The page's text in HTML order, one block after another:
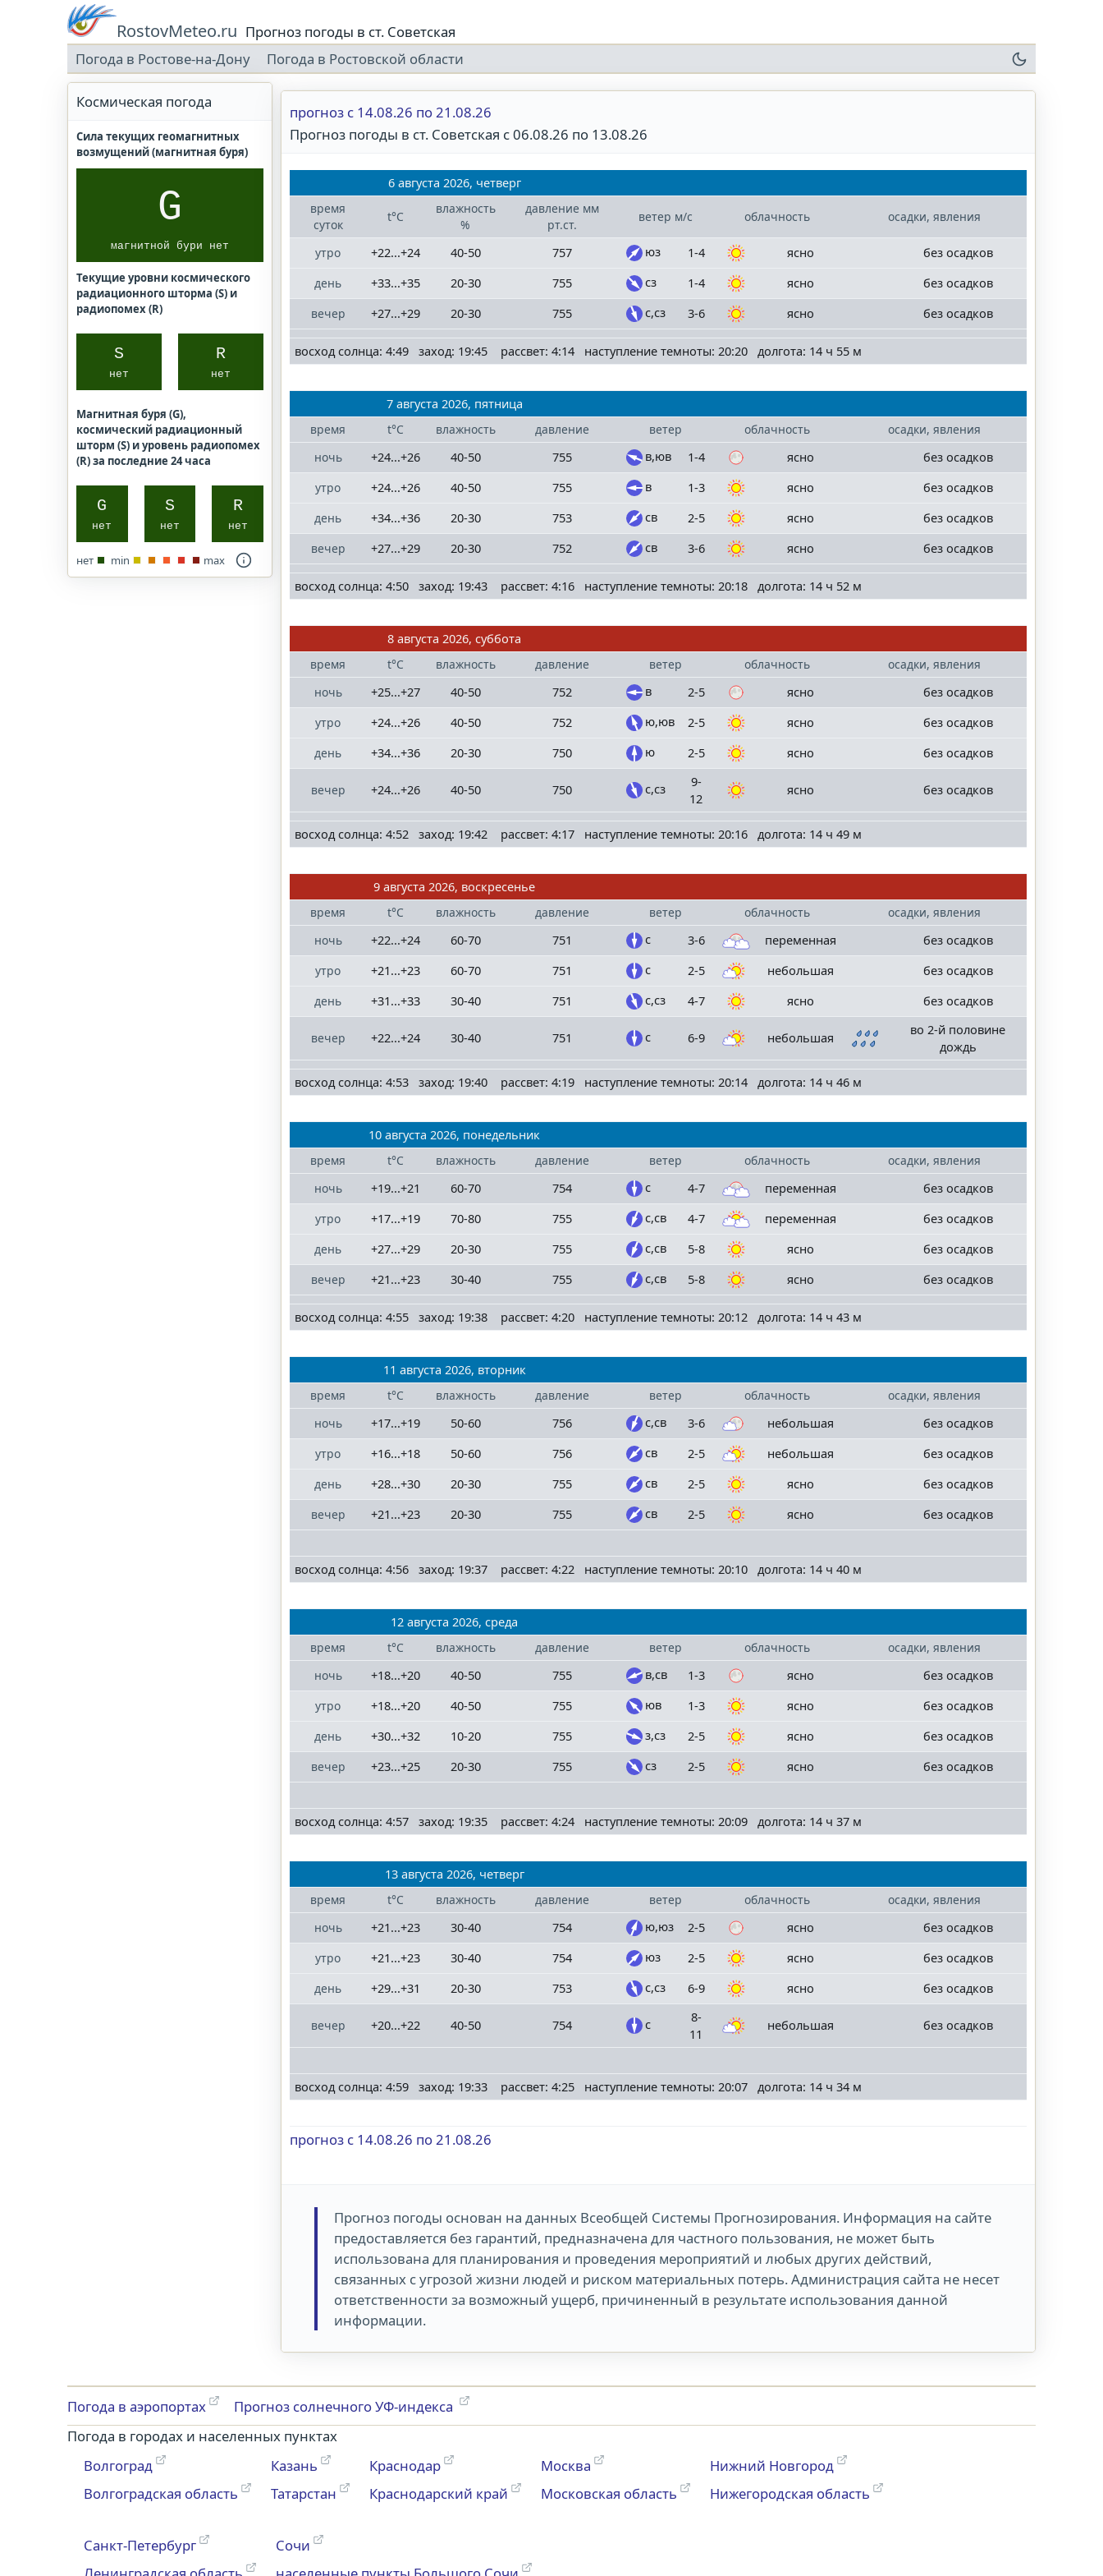
RostovMeteo.ru Прогноз погоды в ст. Советская
Погода в Ростове-на-Дону
Погода в Ростовской области
Космическая погода
Сила текущих геомагнитных
возмущений (магнитная буря)
G
магнитной бури нет
Текущие уровни космического
радиационного шторма (S) и
радиопомех (R)
S
нет
R
нет
Магнитная буря (G),
космический радиационный
шторм (S) и уровень радиопомех
(R) за последние 24 часа
G
нет
S
нет
R
нет
нет min max
прогноз с 14.08.26 по 21.08.26
Прогноз погоды в ст. Советская с 06.08.26 по 13.08.26
6 августа 2026, четверг
время
суток
t°C
влажность
%
давление мм
рт.ст.
ветер м/с облачность осадки, явления
утро +22...+24 40-50 757 юз 1-4 ясно без осадков
день +33...+35 20-30 755 сз 1-4 ясно без осадков
вечер +27...+29 20-30 755 с,сз 3-6 ясно без осадков
восход солнца: 4:49 заход: 19:45 рассвет: 4:14 наступление темноты: 20:20 долгота: 14 ч 55 м
7 августа 2026, пятница
время t°C влажность давление ветер облачность
осадки, явления
ночь
+24...+26 40-50 755 в,юв 1-4 ясно без осадков
утро +24...+26 40-50 755 в 1-3 ясно без осадков
день +34...+36 20-30 753 св 2-5 ясно без осадков
вечер +27...+29 20-30 752 св 3-6 ясно без осадков
восход солнца: 4:50 заход: 19:43 рассвет: 4:16 наступление темноты: 20:18 долгота: 14 ч 52 м
8 августа 2026, суббота
время t°C влажность давление ветер облачность
осадки, явления
ночь
+25...+27 40-50 752 в 2-5 ясно без осадков
утро +24...+26 40-50 752 ю,юв 2-5 ясно без осадков
день +34...+36 20-30 750 ю 2-5 ясно без осадков
вечер +24...+26 40-50 750 с,сз
9-
12
ясно без осадков
восход солнца: 4:52 заход: 19:42 рассвет: 4:17 наступление темноты: 20:16 долгота: 14 ч 49 м
9 августа 2026, воскресенье
время t°C влажность давление ветер облачность
осадки, явления
ночь
+22...+24 60-70 751 с 3-6 переменная без осадков
утро +21...+23 60-70 751 с 2-5 небольшая без осадков
день +31...+33 30-40 751 с,сз 4-7 ясно без осадков
вечер +22...+24 30-40 751 с 6-9 небольшая
во 2-й половине
дождь
восход солнца: 4:53 заход: 19:40 рассвет: 4:19 наступление темноты: 20:14 долгота: 14 ч 46 м
10 августа 2026, понедельник
время t°C влажность давление ветер облачность
осадки, явления
ночь
+19...+21 60-70 754 с 4-7 переменная без осадков
утро +17...+19 70-80 755 с,св 4-7 переменная без осадков
день +27...+29 20-30 755 с,св 5-8 ясно без осадков
вечер +21...+23 30-40 755 с,св 5-8 ясно без осадков
восход солнца: 4:55 заход: 19:38 рассвет: 4:20 наступление темноты: 20:12 долгота: 14 ч 43 м
11 августа 2026, вторник
время t°C влажность давление ветер облачность
осадки, явления
ночь
+17...+19 50-60 756 с,св 3-6 небольшая без осадков
утро +16...+18 50-60 756 св 2-5 небольшая без осадков
день +28...+30 20-30 755 св 2-5 ясно без осадков
вечер +21...+23 20-30 755 св 2-5 ясно без осадков
восход солнца: 4:56 заход: 19:37 рассвет: 4:22 наступление темноты: 20:10 долгота: 14 ч 40 м
12 августа 2026, среда
время t°C влажность давление ветер облачность
осадки, явления
ночь
+18...+20 40-50 755 в,св 1-3 ясно без осадков
утро +18...+20 40-50 755 юв 1-3 ясно без осадков
день +30...+32 10-20 755 з,сз 2-5 ясно без осадков
вечер +23...+25 20-30 755 сз 2-5 ясно без осадков
восход солнца: 4:57 заход: 19:35 рассвет: 4:24 наступление темноты: 20:09 долгота: 14 ч 37 м
13 августа 2026, четверг
время t°C влажность давление ветер облачность
осадки, явления
ночь
+21...+23 30-40 754 ю,юз 2-5 ясно без осадков
утро +21...+23 30-40 754 юз 2-5 ясно без осадков
день +29...+31 20-30 753 с,сз 6-9 ясно без осадков
вечер +20...+22 40-50 754 с
8-
11
небольшая без осадков
восход солнца: 4:59 заход: 19:33 рассвет: 4:25 наступление темноты: 20:07 долгота: 14 ч 34 м
прогноз с 14.08.26 по 21.08.26
Прогноз погоды основан на данных Всеобщей Системы Прогнозирования. Информация на сайте
предоставляется без гарантий, предназначена для частного пользования, не может быть
использована для планирования и проведения мероприятий и любых других действий,
связанных с угрозой жизни людей и риском материальных потерь. Администрация сайта не несет
ответственности за возможный ущерб, причиненный в результате использования данной
информации.
Погода в аэропортах
Прогноз солнечного УФ-индекса
Погода в городах и населенных пунктах
Волгоград
Волгоградская область
Казань
Татарстан
Краснодар
Краснодарский край
Москва
Московская область
Нижний Новгород
Нижегородская область
Санкт-Петербург
Сочи